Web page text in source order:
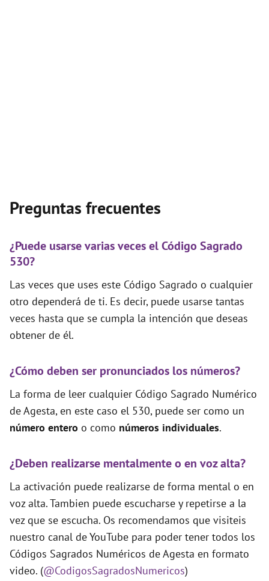
Preguntas frecuentes
¿Puede usarse varias veces el Código Sagrado
530?
Las veces que uses este Código Sagrado o cualquier
otro dependerá de ti. Es decir, puede usarse tantas
veces hasta que se cumpla la intención que deseas
obtener de él.
¿Cómo deben ser pronunciados los números?
La forma de leer cualquier Código Sagrado Numérico
de Agesta, en este caso el 530, puede ser como un
número entero o como números individuales.
¿Deben realizarse mentalmente o en voz alta?
La activación puede realizarse de forma mental o en
voz alta. Tambien puede escucharse y repetirse a la
vez que se escucha. Os recomendamos que visiteis
nuestro canal de YouTube para poder tener todos los
Códigos Sagrados Numéricos de Agesta en formato
video. (@CodigosSagradosNumericos)